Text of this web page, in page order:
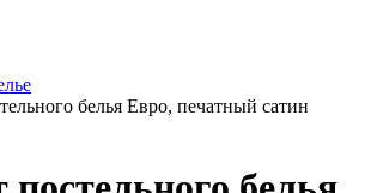
белья Евро, печатный сатин